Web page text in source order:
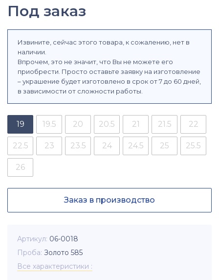
Под заказ
Извините, сейчас этого товара, к сожалению, нет в
наличии.
Впрочем, это не значит, что Вы не можете его
приобрести. Просто оставьте заявку на изготовление
– украшение будет изготовлено в срок от 7 до 60 дней,
в зависимости от сложности работы.
19 19.5 20 20.5 21 21.5 22
22.5 23 23.5 24 24.5 25 25.5
26
Заказ в производство
Артикул 06-0018
Проба Золото 585
Все характеристики